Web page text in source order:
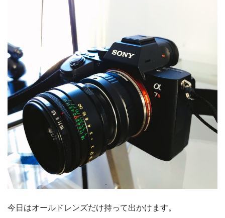
今日はオールドレンズだけ持って出かけます。